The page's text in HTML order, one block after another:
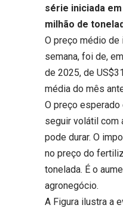
série iniciada
milhão de
O preço médio de
semana, foi de,
de 2025, de
média do mês
O preço
seguir volátil com
pode durar. O
no preço do
tonelada. É o
agronegócio.
A Figura ilustra a